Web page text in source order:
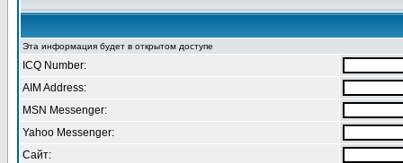
Эта информация будет в открытом доступе
ICQ Number:
AIM Address:
MSN Messenger:
Yahoo Messenger:
Сайт: